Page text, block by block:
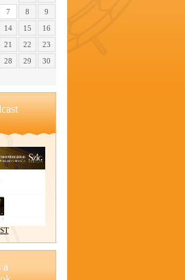
7 8
9
14 15
16
21 22
23
28 29
30
a